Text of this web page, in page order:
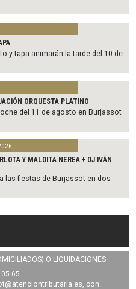
y tapa animarán la tarde del 10 de
ORQUESTA PLATINO
del 11 de agosto en Burjassot
Y MALDITA NEREA + DJ IVÁN
las fiestas de Burjassot en dos
O LIQUIDACIONES
65.
, con